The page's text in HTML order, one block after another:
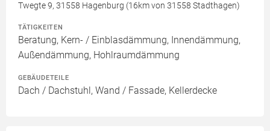
Twegte 9, 31558 Hagenburg (16km von 31558 Stadthagen)
TÄTIGKEITEN
Beratung, Kern- / Einblasdämmung, Innendämmung,
Außendämmung, Hohlraumdämmung
GEBÄUDETEILE
Dach / Dachstuhl, Wand / Fassade, Kellerdecke